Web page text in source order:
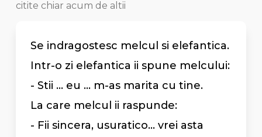
citite chiar acum de altii
Se indragostesc melcul si elefantica.
Intr-o zi elefantica ii spune melcului:
- Stii ... eu ... m-as marita cu tine.
La care melcul ii raspunde:
- Fii sincera, usuratico... vrei asta